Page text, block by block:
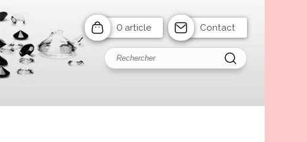
0 article Contact